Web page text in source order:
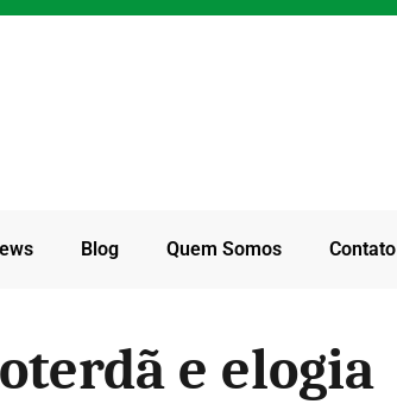
Blog Quem Somos Contato
e elogia